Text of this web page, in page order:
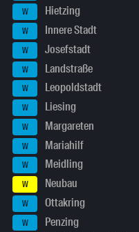
W Hietzing
W Innere Stadt
W Josefstadt
W Landstraße
W Leopoldstadt
W Liesing
W Margareten
W Mariahilf
W Meidling
W Neubau
W Ottakring
W Penzing